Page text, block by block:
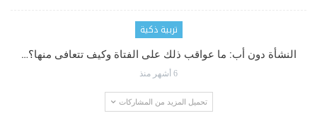
تربية ذكية
النشأة دون أب: ما عواقب ذلك على الفتاة وكيف تتعافى منها؟…
6 أشهر منذ
تحميل المزيد من المشاركات